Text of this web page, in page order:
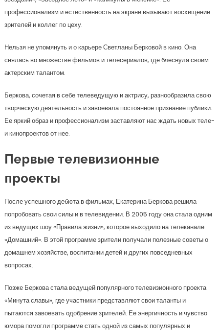
профессионализм и естественность на экране вызывают восхищение
зрителей и коллег по цеху.
Нельзя не упомянуть и о карьере Светланы Берковой в кино. Она
снялась во множестве фильмов и телесериалов, где блеснула своим
актерским талантом.
Беркова, сочетая в себе телеведущую и актрису, разнообразила свою
творческую деятельность и завоевала постоянное признание публики.
Ее яркий образ и профессионализм заставляют нас ждать новых теле-
и кинопроектов от нее.
Первые телевизионные
проекты
После успешного дебюта в фильмах, Екатерина Беркова решила
попробовать свои силы и в телевидении. В 2005 году она стала одним
из ведущих шоу «Правила жизни», которое выходило на телеканале
«Домашний». В этой программе зрители получали полезные советы о
домашнем хозяйстве, воспитании детей и других повседневных
вопросах.
Позже Беркова стала ведущей популярного телевизионного проекта
«Минута славы», где участники представляют свои таланты и
пытаются завоевать одобрение зрителей. Ее энергичность и чувство
юмора помогли программе стать одной из самых популярных и